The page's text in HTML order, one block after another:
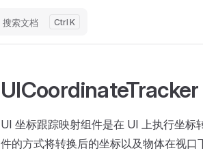
搜索文档 K
UI 坐标跟踪映射组件是在 UI 上执行坐
件的方式将转换后的坐标以及物体在视